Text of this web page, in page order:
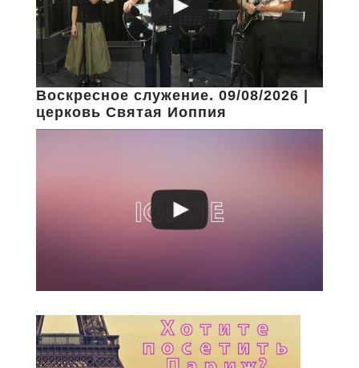
Воскресное служение. 09/08/2026 |
церковь Святая Иоппия